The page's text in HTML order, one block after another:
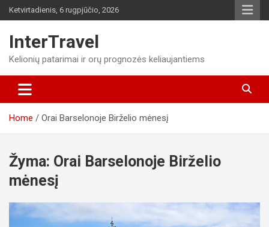
Skip
to
Ketvirtadienis, 6 rugpjūčio, 2026
InterTravel
Kelionių patarimai ir orų prognozės keliaujantiems
Home Orai Barselonoje Birželio mėnesį
Žyma: Orai Barselonoje Birželio
mėnesį